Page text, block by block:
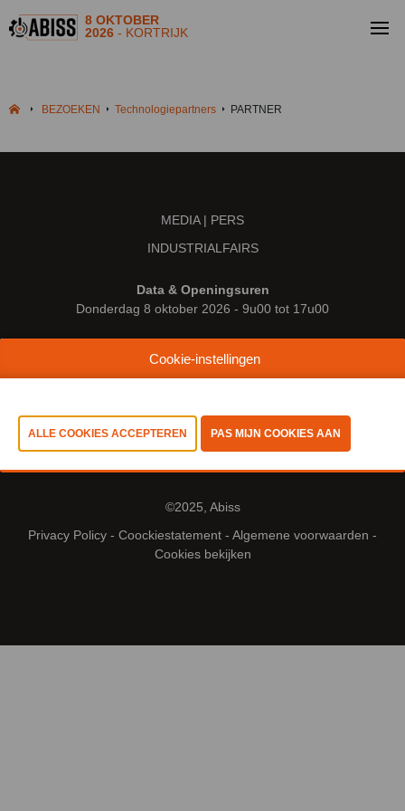
8 OKTOBER
2026- KORTRIJK
BEZOEKEN Technologiepartners PARTNER
MEDIA | PERS
INDUSTRIALFAIRS
Data & Openingsuren
Donderdag 8 oktober 2026 - 9u00 tot 17u00
Kortrijk Xpo
©2025, Abiss
Privacy Policy - Coockiestatement - Algemene voorwaarden -
Cookies bekijken
Cookie-instellingen